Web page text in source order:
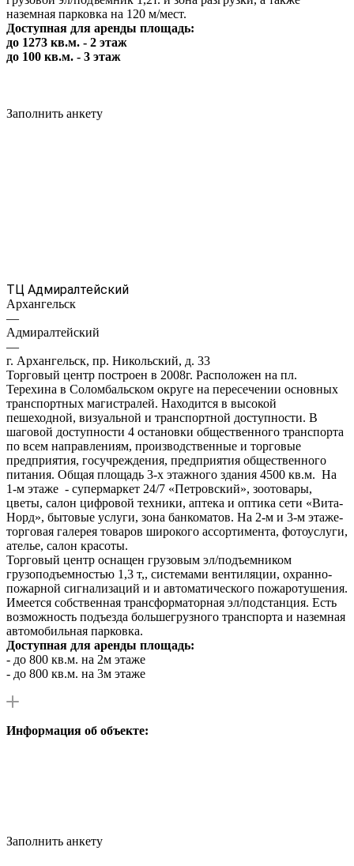
наземная парковка на 120 м/мест.
Доступная для аренды площадь:
до 1273 кв.м. - 2 этаж
до 100 кв.м. - 3 этаж
Заполнить анкету
ТЦ Адмиралтейский
Архангельск
—
Адмиралтейский
—
г. Архангельск, пр. Никольский, д. 33
Торговый центр построен в 2008г. Расположен на пл.
Терехина в Соломбальском округе на пересечении основных
транспортных магистралей. Находится в высокой
пешеходной, визуальной и транспортной доступности. В
шаговой доступности 4 остановки общественного транспорта
по всем направлениям, производственные и торговые
предприятия, госучреждения, предприятия общественного
питания. Общая площадь 3-х этажного здания 4500 кв.м. На
1-м этаже - супермаркет 24/7 «Петровский», зоотовары,
цветы, салон цифровой техники, аптека и оптика сети «Вита-
Норд», бытовые услуги, зона банкоматов. На 2-м и 3-м этаже-
торговая галерея товаров широкого ассортимента, фотоуслуги,
ателье, салон красоты.
Торговый центр оснащен грузовым эл/подъемником
грузоподъемностью 1,3 т,, системами вентиляции, охранно-
пожарной сигнализаций и и автоматического пожаротушения.
Имеется собственная трансформаторная эл/подстанция. Есть
возможность подъезда большегрузного транспорта и наземная
автомобильная парковка.
Доступная для аренды площадь:
- до 800 кв.м. на 2м этаже
- до 800 кв.м. на 3м этаже
Информация об объекте:
Заполнить анкету